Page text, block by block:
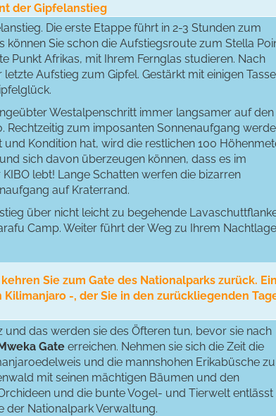
der Gipfelanstieg
Die erste Etappe führt in 2-3 Stunden zum
können Sie schon die Aufstiegsroute zum Stella
Punkt Afrikas, mit Ihrem Fernglas studieren. Nach
Aufstieg zum Gipfel. Gestärkt mit einigen
Westalpenschritt immer langsamer auf den
Rechtzeitig zum imposanten Sonnenaufgang
und Kondition hat, wird die restlichen 100
sich davon überzeugen können, dass es im
lebt! Lange Schatten werfen die bizarren
auf Kraterrand.
über nicht leicht zu begehende
Camp. Weiter führt der Weg zu Ihrem
Sie zum Gate des Nationalparks zurück. Ein
-, der Sie in den zurückliegenden
das werden sie des Öfteren tun, bevor sie nach
Gate erreichen. Nehmen sie sich die Zeit die
und die mannshohen Erikabüsche zu
mit seinen mächtigen Bäumen und den
und die bunte Vogel- und Tierwelt entlässt
der Nationalpark Verwaltung.